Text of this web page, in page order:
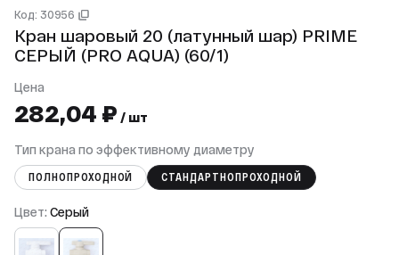
Код: 30956
Кран шаровый 20 (латунный шар) PRIME
СЕРЫЙ (PRO AQUA) (60/1)
Цена
282,04 ₽ / шт
Тип крана по эффективному диаметру
ПОЛНОПРОХОДНОЙ СТАНДАРТНОПРОХОДНОЙ
Цвет: Серый